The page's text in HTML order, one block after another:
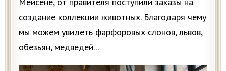
создание коллекции животных. Благодаря чему
мы можем увидеть фарфоровых слонов, львов,
обезьян, медведей...